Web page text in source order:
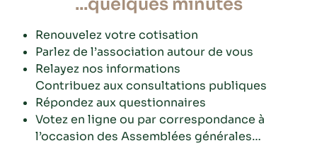
...quelques minutes
Renouvelez votre cotisation
Parlez de l’association autour de vous
Relayez nos informations
Contribuez aux consultations publiques
Répondez aux questionnaires
Votez en ligne ou par correspondance à
l’occasion des Assemblées générales…